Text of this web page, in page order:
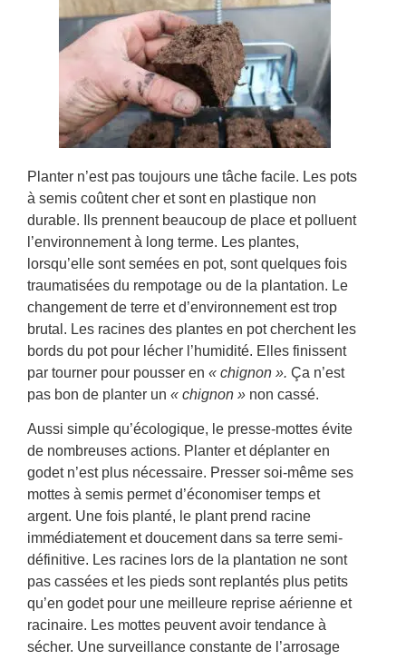
Planter n’est pas toujours une tâche facile. Les pots
à semis coûtent cher et sont en plastique non
durable. Ils prennent beaucoup de place et polluent
l’environnement à long terme. Les plantes,
lorsqu’elle sont semées en pot, sont quelques fois
traumatisées du rempotage ou de la plantation. Le
changement de terre et d’environnement est trop
brutal. Les racines des plantes en pot cherchent les
bords du pot pour lécher l’humidité. Elles finissent
par tourner pour pousser en « chignon ». Ça n’est
pas bon de planter un « chignon » non cassé.
Aussi simple qu’écologique, le presse-mottes évite
de nombreuses actions. Planter et déplanter en
godet n’est plus nécessaire. Presser soi-même ses
mottes à semis permet d’économiser temps et
argent. Une fois planté, le plant prend racine
immédiatement et doucement dans sa terre semi-
définitive. Les racines lors de la plantation ne sont
pas cassées et les pieds sont replantés plus petits
qu’en godet pour une meilleure reprise aérienne et
racinaire. Les mottes peuvent avoir tendance à
sécher. Une surveillance constante de l’arrosage